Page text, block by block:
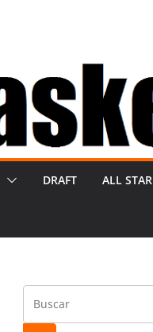
DRAFT ALL STAR